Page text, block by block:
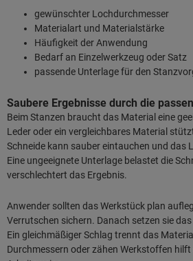
gewünschter Lochdurchmesser
Materialart und Materialstärke
Häufigkeit der Anwendung
Bedarf an Einzelwerkzeug oder Satz
passende Unterlage für den
Saubere Ergebnisse durch die
Beim Stanzen braucht das Material eine
Leder oder ein vergleichbares Material
Schneide kann sauber eintauchen und das
Eine ungeeignete Unterlage belastet die
verschlechtert das Ergebnis.
Anwender sollten das Werkstück plan
Verrutschen sichern. Danach setzen sie
Ein gleichmäßiger Schlag trennt das
Durchmessern oder zähen Werkstoffen